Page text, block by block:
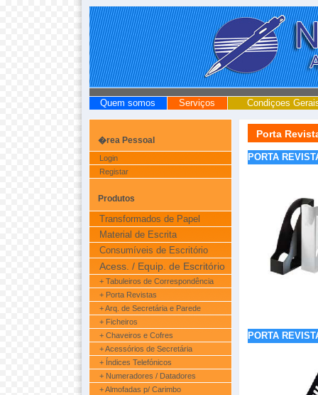
Quem somos Serviços Condiçoes
Porta
PORTA
PORTA
�rea Pessoal
Login
Registar
Produtos
Transformados de Papel
Material de Escrita
Consumíveis de Escritório
Acess. / Equip. de Escritório
+ Tabuleiros de Correspondência
+ Porta Revistas
+ Arq. de Secretária e Parede
+ Ficheiros
+ Chaveiros e Cofres
+ Acessórios de Secretária
+ Índices Telefónicos
+ Numeradores / Datadores
+ Almofadas p/ Carimbo